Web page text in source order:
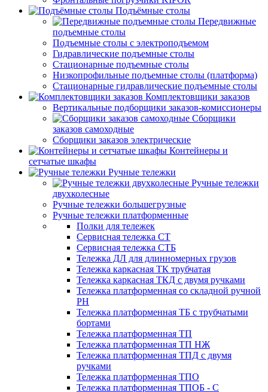
Подъёмные столы
Передвижные
подъемные столы
Подъемные столы с электроподъемом
Гидравлические подъемные столы
Стационарные подъемные столы
Низкопрофильные подъемные столы (платформа)
Стационарные гидравлические подъемные столы
Комплектовщики заказов
Вертикальные подборщики заказов-комиссионеры
Сборщики
заказов самоходные
Сборщики заказов электрические
Контейнеры и
сетчатые шкафы
Ручные тележки
Ручные тележки
двухколесные
Ручные тележки большегрузные
Ручные тележки платформенные
Полки для тележек
Сервисная тележка СТ
Сервисная тележка СТБ
Тележка ДЛ для длинномерных грузов
Тележка каркасная ТК трубчатая
Тележка каркасная ТКД с двумя ручками
Тележка платформенная со складной ручной
PH
Тележка платформенная ТБ с трубчатыми
бортами
Тележка платформенная ТП
Тележка платформенная ТП НЖ
Тележка платформенная ТПД с двумя
ручками
Тележка платформенная ТПО
Тележка платформенная ТПОБ - С